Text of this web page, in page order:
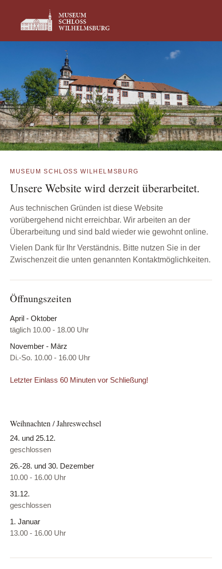
MUSEUM SCHLOSS WILHELMSBURG
Unsere Website wird derzeit überarbeitet.
Aus technischen Gründen ist diese Website
vorübergehend nicht erreichbar. Wir arbeiten an der
Überarbeitung und sind bald wieder wie gewohnt online.
Vielen Dank für Ihr Verständnis. Bitte nutzen Sie in der
Zwischenzeit die unten genannten Kontaktmöglichkeiten.
Öffnungszeiten
April - Oktober
täglich 10.00 - 18.00 Uhr
November - März
Di.-So. 10.00 - 16.00 Uhr
Letzter Einlass 60 Minuten vor Schließung!
Weihnachten / Jahreswechsel
24. und 25.12.
geschlossen
26.-28. und 30. Dezember
10.00 - 16.00 Uhr
31.12.
geschlossen
1. Januar
13.00 - 16.00 Uhr